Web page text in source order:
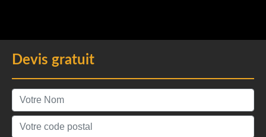
Devis gratuit